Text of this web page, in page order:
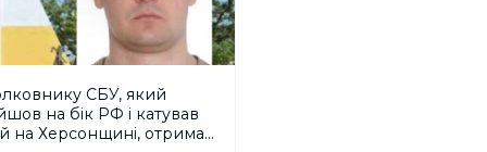
СБУ, який
на бік РФ і катував
на Херсонщині, отримав